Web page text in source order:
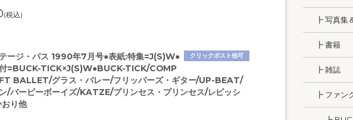
(税込)
クリックポスト他可
ージ・パス 1990年7月号●表紙:特集=J(S)W●
=BUCK-TICK×J(S)W●BUCK-TICK/COMP
BALLET/グラス・バレー/フリッパーズ・ギター/UP-BEAT/
/バービーボーイズ/KATZE/プリンセス・プリンセス/レピッシ
り他
┣ 写真集
┣ 書籍
┣ 雑誌
┣ ファン